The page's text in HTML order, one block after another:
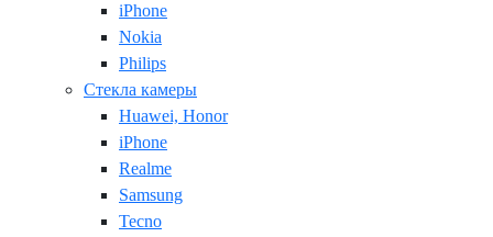
iPhone
Nokia
Philips
Стекла камеры
Huawei, Honor
iPhone
Realme
Samsung
Tecno